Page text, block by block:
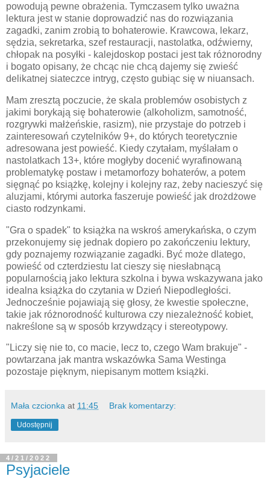
powodują pewne obrażenia. Tymczasem tylko uważna
lektura jest w stanie doprowadzić nas do rozwiązania
zagadki, zanim zrobią to bohaterowie. Krawcowa, lekarz,
sędzia, sekretarka, szef restauracji, nastolatka, odźwierny,
chłopak na posyłki - kalejdoskop postaci jest tak różnorodny
i bogato opisany, że chcąc nie chcą dajemy się zwieść
delikatnej siateczce intryg, często gubiąc się w niuansach.
Mam zresztą poczucie, że skala problemów osobistych z
jakimi borykają się bohaterowie (alkoholizm, samotność,
rozgrywki małżeńskie, rasizm), nie przystaje do potrzeb i
zainteresowań czytelników 9+, do których teoretycznie
adresowana jest powieść. Kiedy czytałam, myślałam o
nastolatkach 13+, które mogłyby docenić wyrafinowaną
problematykę postaw i metamorfozy bohaterów, a potem
sięgnąć po książkę, kolejny i kolejny raz, żeby nacieszyć się
aluzjami, którymi autorka faszeruje powieść jak drożdżowe
ciasto rodzynkami.
"Gra o spadek" to książka na wskroś amerykańska, o czym
przekonujemy się jednak dopiero po zakończeniu lektury,
gdy poznajemy rozwiązanie zagadki. Być może dlatego,
powieść od czterdziestu lat cieszy się niesłabnącą
popularnością jako lektura szkolna i bywa wskazywana jako
idealna książka do czytania w Dzień Niepodległości.
Jednocześnie pojawiają się głosy, że kwestie społeczne,
takie jak różnorodność kulturowa czy niezależność kobiet,
nakreślone są w sposób krzywdzący i stereotypowy.
"Liczy się nie to, co macie, lecz to, czego Wam brakuje" -
powtarzana jak mantra wskazówka Sama Westinga
pozostaje pięknym, niepisanym mottem książki.
Mała czcionka at 11:45 Brak komentarzy:
Udostępnij
4/21/2022
Psyjaciele